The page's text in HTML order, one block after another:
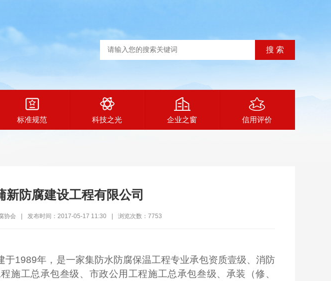
标准规范 科技之光 企业之窗 信用评价
新防腐建设工程有限公司
协会 发布时间：2017-05-17 11:30 浏览次数：7753
于1989年， 是一家集防水防腐保温工程专业承包资质壹级、消防
施工总承包叁级、市政公用工程施工总承包叁级、承装（修、